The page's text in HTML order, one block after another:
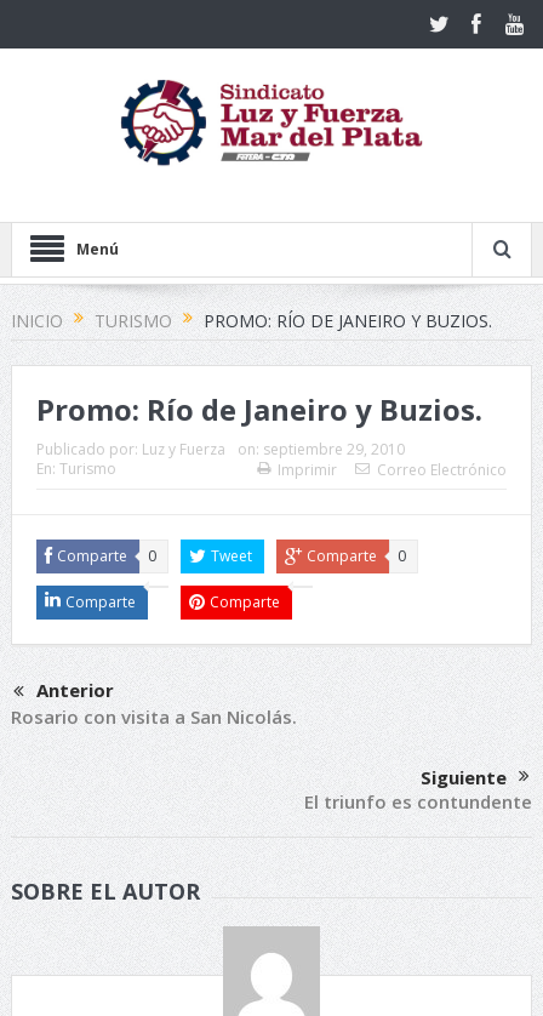
Menú
INICIO TURISMO PROMO: RÍO DE JANEIRO Y BUZIOS.
Promo: Río de Janeiro y Buzios.
Publicado por: Luz y Fuerza on: septiembre 29, 2010
En: Turismo Imprimir Correo Electrónico
Comparte 0 Tweet Comparte 0
Comparte Comparte
Anterior
Rosario con visita a San Nicolás.
Siguiente
El triunfo es contundente
SOBRE EL AUTOR